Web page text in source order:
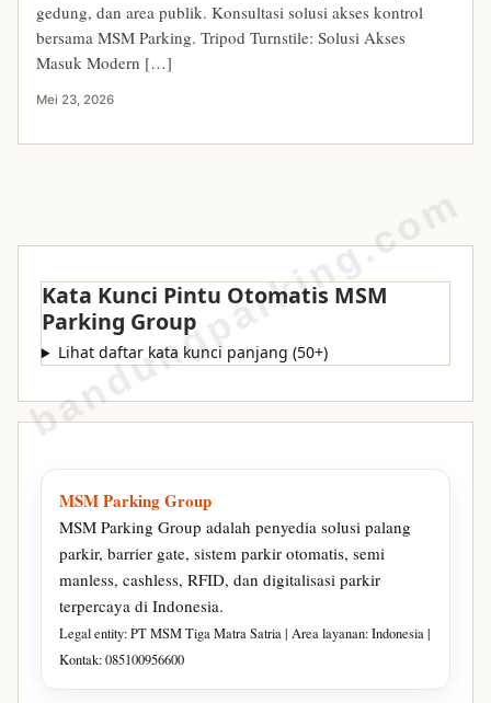
gedung, dan area publik. Konsultasi solusi akses kontrol
bersama MSM Parking. Tripod Turnstile: Solusi Akses
Masuk Modern […]
Mei 23, 2026
Kata Kunci Pintu Otomatis MSM
Parking Group
Lihat daftar kata kunci panjang (50+)
MSM Parking Group
MSM Parking Group adalah penyedia solusi palang
parkir, barrier gate, sistem parkir otomatis, semi
manless, cashless, RFID, dan digitalisasi parkir
terpercaya di Indonesia.
Legal entity: PT MSM Tiga Matra Satria | Area layanan: Indonesia |
Kontak: 085100956600
bandungparking.com